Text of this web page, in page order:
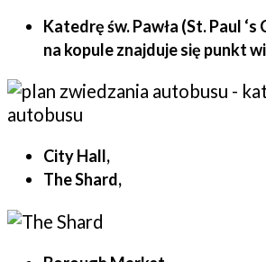
Katedrę św. Pawła (St. Paul
na kopule znajduje się punkt
City Hall,
The Shard,